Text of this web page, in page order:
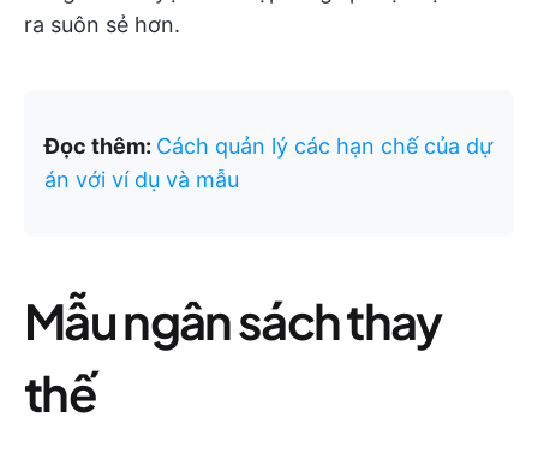
ra suôn sẻ hơn.
Đọc thêm: Cách quản lý các hạn chế của dự
án với ví dụ và mẫu
Mẫu ngân sách thay
thế